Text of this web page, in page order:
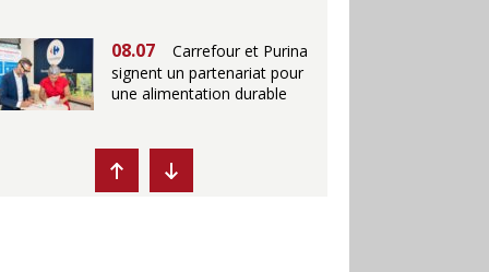
08.07
Carrefour et Purina
signent un partenariat pour
une alimentation durable
07.07
Ikea propose des
"Escales fraîcheur" en